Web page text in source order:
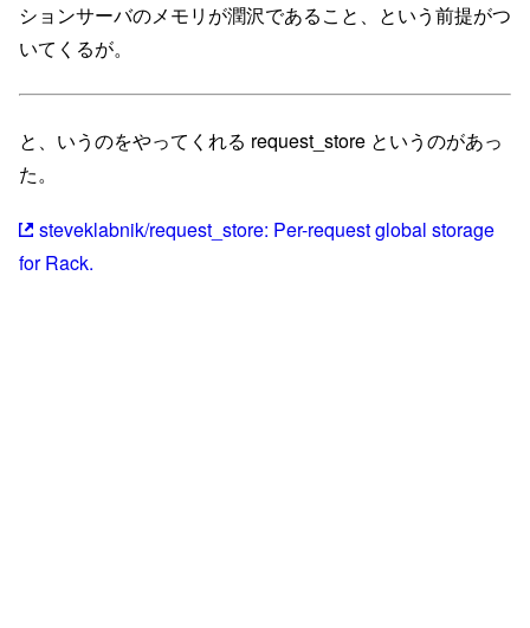
ションサーバのメモリが潤沢であること、という前提がつ
いてくるが。
と、いうのをやってくれる request_store というのがあっ
た。
steveklabnik/request_store: Per-request global storage
for Rack.